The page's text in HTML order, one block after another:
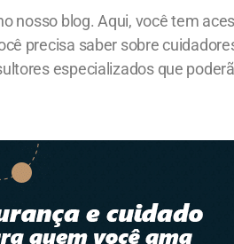
nosso blog. Aqui, você tem
precisa saber sobre
especializados que